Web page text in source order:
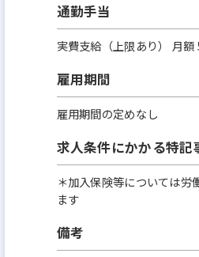
通勤手当
実費支給（上限あり） 月
雇用期間
雇用期間の定めなし
求人条件にかかる特記
＊加入保険等については労
ます
備考